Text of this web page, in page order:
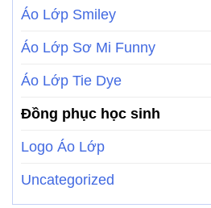
Áo Lớp Smiley
Áo Lớp Sơ Mi Funny
Áo Lớp Tie Dye
Đồng phục học sinh
Logo Áo Lớp
Uncategorized